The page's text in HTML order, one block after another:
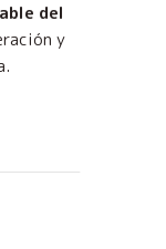
del
y